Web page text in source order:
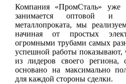
Компания «ПромСталь» уже
занимается оптовой и
металлопроката, мы
начиная от простых
огромными трубами самых
успешной работы показывают,
из лидеров своего региона,
основано на максимально
для каждой стороны сделки.